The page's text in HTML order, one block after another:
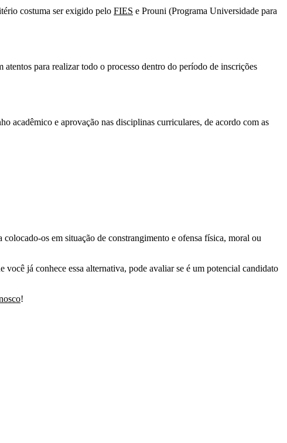
costuma ser exigido pelo FIES e Prouni (Programa Universidade para
para realizar todo o processo dentro do período de inscrições
acadêmico e aprovação nas disciplinas curriculares, de acordo com as
os em situação de constrangimento e ofensa física, moral ou
já conhece essa alternativa, pode avaliar se é um potencial candidato
!